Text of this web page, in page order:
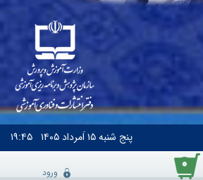
پنج شنبه۱۵ اَمرداد ۱۴۰۵ ۱۹:۴۵
۰
ورود